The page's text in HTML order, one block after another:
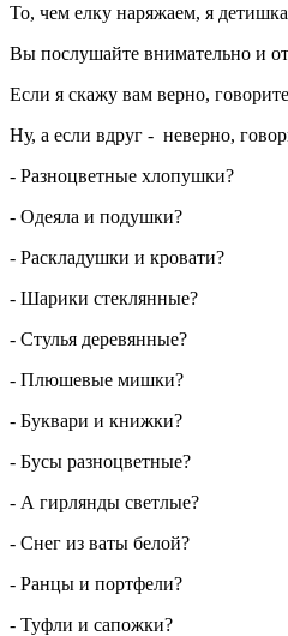
То, чем елку наряжаем, я
Вы послушайте внимательно и
Если я скажу вам верно,
Ну, а если вдруг - неверно,
- Разноцветные хлопушки?
- Одеяла и подушки?
- Раскладушки и кровати?
- Шарики стеклянные?
- Стулья деревянные?
- Плюшевые мишки?
- Буквари и книжки?
- Бусы разноцветные?
- А гирлянды светлые?
- Снег из ваты белой?
- Ранцы и портфели?
- Туфли и сапожки?